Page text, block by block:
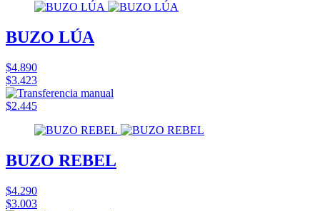
BUZO LÚA
$4.890
$3.423
$2.445
BUZO REBEL
$4.290
$3.003